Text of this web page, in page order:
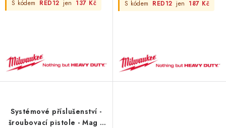
S kódem RED12 jen 137 Kč S kódem RED12 jen 187 Kč
Systémové příslušenství -
šroubovací pistole - Mag /